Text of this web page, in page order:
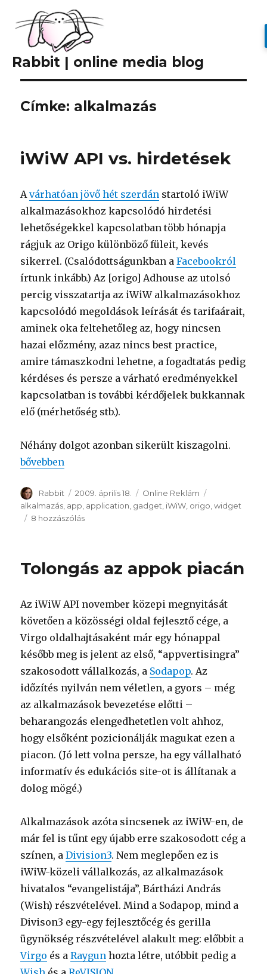
Rabbit | online media blog
Címke: alkalmazás
iWiW API vs. hirdetések
Avárhatóan jövő hét szerdán startoló iWiW
alkalmazásokhoz kapcsolódó hirdetési
lehetőségekkel kapcsolatban több hónapja
rágjuk az Origo különböző füleit, kevés
sikerrel. (Csalódottságunkban aFacebookról
írtunk inkább.) Az [origo] Adhouse az utolsó
percig visszatartja az iWiW alkalmazásokhoz
kapcsolódó megoldások leírását és tarifaárait,
aminek oka feltehetőleg az, hogy nincsen
hazai előzmény, azaz nincs best practice,
amire támaszkodni lehetne, a fogadtatás pedig
kérdéses és persze a várható eredményekkel
kapcsolatban is további kérdőjelek bukkannak
elő (mérhetőség stb.).
Néhány dolgot azonban sikerült kiszagolni.
“iWiW API vs. hirdetések”
bővebben
Szerző
Rabbit Közzétéve
2009. április 18. Kategória
Online Reklám
alkalmazás app application gadget iWiW origo ,widget
8 hozzászólás
című
Tolongás az appok piacán
Az iWiW API november közepi megnyitását
követően a közösségi oldal fejlesztő cége, a
Virgo oldalhajtásaként már egy hónappal
később meg is jelent az első, “appvertisingra”
szakosodott vállalkozás, a Sodapop. Az
időzítés nyilván nem véletlen, a gyors – még
az alkalmazások bevezetése előtti –
beharangozás elengedhetetlen volt ahhoz,
hogy elsőként pozicionálják magukat ezen a
piacon. (Jó lett volna persze, ha egy vállalható
informatív és edukációs site-ot is állítanak a
dolog mögé.)
Alkalmazások azóta sincsenek az iWiW-en, de
már fel is tűnt egy újabb erre szakosodott cég a
színen, aDivision3. Nem meglepően ez is
iWiW-közeli vállalkozás, az alkalmazások
hivatalos “evangelistája”, Bártházi András
(Wish) részvételével. Mind a Sodapop, mind a
Divison3 egy-egy fejlesztőcég és gerilla
ügynökség részvételével alakult meg: előbbit a
Virgo és aRaygun hozta létre, utóbbit pedig a